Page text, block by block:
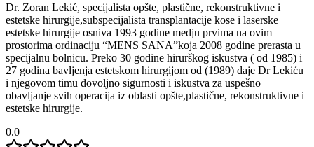
Dr. Zoran Lekić, specijalista opšte, plastične, rekonstruktivne i
estetske hirurgije,subspecijalista transplantacije kose i laserske
estetske hirurgije osniva 1993 godine medju prvima na ovim
prostorima ordinaciju “MENS SANA”koja 2008 godine prerasta u
specijalnu bolnicu. Preko 30 godine hirurškog iskustva ( od 1985) i
27 godina bavljenja estetskom hirurgijom od (1989) daje Dr Lekiću
i njegovom timu dovoljno sigurnosti i iskustva za uspešno
obavljanje svih operacija iz oblasti opšte,plastične, rekonstruktivne i
estetske hirurgije.
0.0